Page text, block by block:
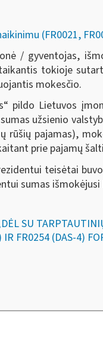
(FR0021,
/ gyventojas,
tokioje
mokesčio.
pildo Lietuvos
užsienio
rūšių pajamas),
prie pajamų
teisėtai
sumas
SU
FR0254 (DAS-4)